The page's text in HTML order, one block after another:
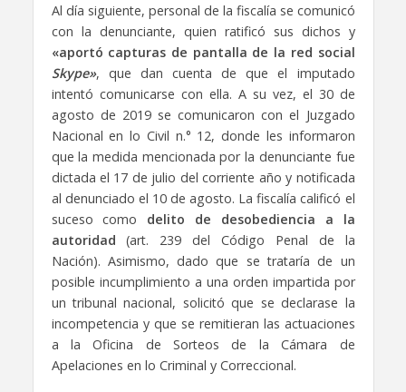
Al día siguiente, personal de la fiscalía se comunicó
con la denunciante, quien ratificó sus dichos y
«aportó capturas de pantalla de la red social
Skype», que dan cuenta de que el imputado
intentó comunicarse con ella. A su vez, el 30 de
agosto de 2019 se comunicaron con el Juzgado
Nacional en lo Civil n.° 12, donde les informaron
que la medida mencionada por la denunciante fue
dictada el 17 de julio del corriente año y notificada
al denunciado el 10 de agosto. La fiscalía calificó el
suceso como delito de desobediencia a la
autoridad(art. 239 del Código Penal de la
Nación). Asimismo, dado que se trataría de un
posible incumplimiento a una orden impartida por
un tribunal nacional, solicitó que se declarase la
incompetencia y que se remitieran las actuaciones
a la Oficina de Sorteos de la Cámara de
Apelaciones en lo Criminal y Correccional.